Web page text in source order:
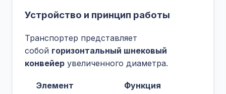
Устройство и принцип работы
Транспортер представляет
собой горизонтальный шнековый
конвейер увеличенного диаметра.
Элемент Функция